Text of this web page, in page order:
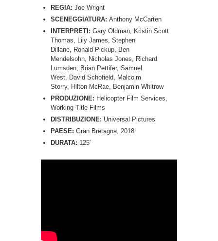
REGIA: Joe Wright
SCENEGGIATURA: Anthony McCarten
INTERPRETI: Gary Oldman, Kristin Scott
Thomas, Lily James, Stephen
Dillane, Ronald Pickup, Ben
Mendelsohn, Nicholas Jones, Richard
Lumsden, Brian Pettifer, Samuel
West, David Schofield, Malcolm
Storry, Hilton McRae, Benjamin Whitrow
PRODUZIONE: Helicopter Film Services,
Working Title Films
DISTRIBUZIONE: Universal Pictures
PAESE: Gran Bretagna, 2018
DURATA: 125′